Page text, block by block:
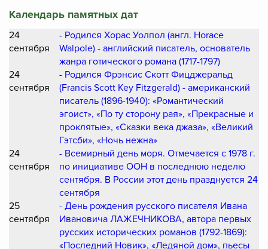
Календарь памятных дат
24
сентября
- Родился Хорас Уолпол (англ. Horace
Walpole) - английский писатель, основатель
жанра готического романа (1717-1797)
24
сентября
- Родился Фрэнсис Скотт Фицджеральд
(Francis Scott Key Fitzgerald) - американский
писатель (1896-1940): «Романтический
эгоист», «По ту сторону рая», «Прекрасные и
проклятые», «Сказки века джаза», «Великий
Гэтсби», «Ночь нежна»
24
сентября
- Всемирный день моря. Отмечается с 1978 г.
по инициативе ООН в последнюю неделю
сентября. В России этот день празднуется 24
сентября
25
сентября
- День рождения русского писателя Ивана
Ивановича ЛАЖЕЧНИКОВА, автора первых
русских исторических романов (1792-1869):
«Последний Новик», «Ледяной дом», пьесы